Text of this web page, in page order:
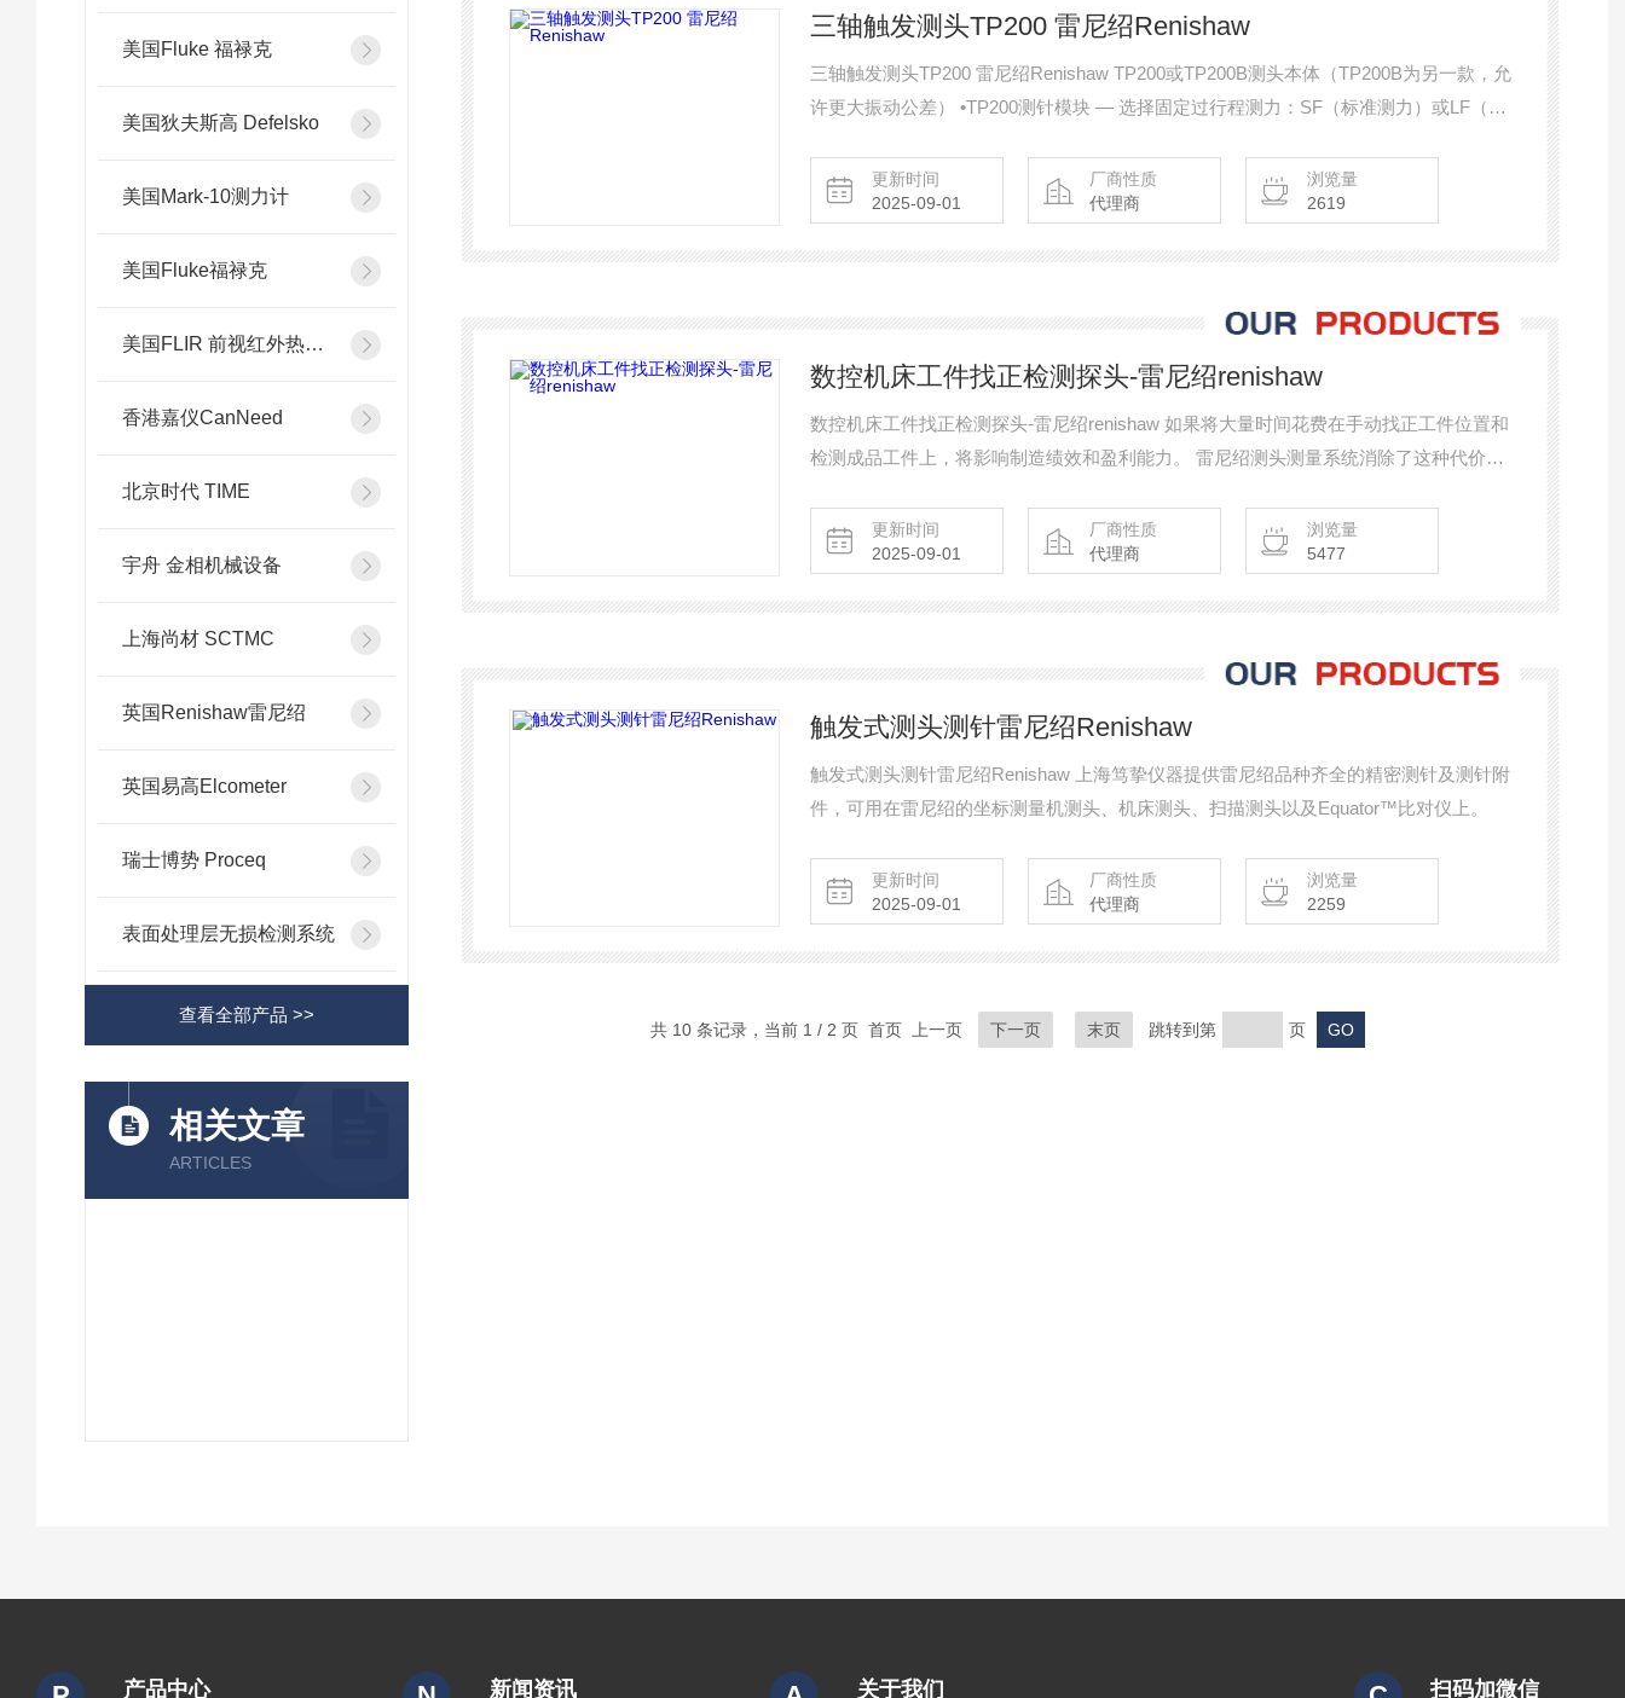
美国Fluke 福禄克
美国狄夫斯高 Defelsko
美国Mark-10测力计
美国Fluke福禄克
美国FLIR 前视红外热像系统
香港嘉仪CanNeed
北京时代 TIME
宇舟 金相机械设备
上海尚材 SCTMC
英国Renishaw雷尼绍
英国易高Elcometer
瑞士博势 Proceq
表面处理层无损检测系统
查看全部产品 >>
相关文章
ARTICLES
三轴触发测头TP200 雷尼绍Renishaw
三轴触发测头TP200 雷尼绍Renishaw TP200或TP200B测头本体（TP200B为另一款，允
许更大振动公差） •TP200测针模块 — 选择固定过行程测力：SF（标准测力）或LF（低
更新时间
2025-09-01
厂商性质
代理商
浏览量
2619
数控机床工件找正检测探头-雷尼绍renishaw
数控机床工件找正检测探头-雷尼绍renishaw 如果将大量时间花费在手动找正工件位置和
检测成品工件上，将影响制造绩效和盈利能力。 雷尼绍测头测量系统消除了这种代价不
更新时间
2025-09-01
厂商性质
代理商
浏览量
5477
触发式测头测针雷尼绍Renishaw
触发式测头测针雷尼绍Renishaw 上海笃挚仪器提供雷尼绍品种齐全的精密测针及测针附
件，可用在雷尼绍的坐标测量机测头、机床测头、扫描测头以及Equator™比对仪上。
更新时间
2025-09-01
厂商性质
代理商
浏览量
2259
共 10 条记录，当前 1 / 2 页 首页 上一页 下一页 末页 跳转到第 页
产品中心 新闻资讯 关于我们 扫码加微信